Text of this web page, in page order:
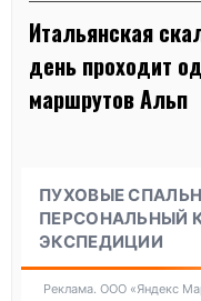
Итальянская
день проходит
маршрутов Альп
ПУХОВЫЕ
ПЕРСОНАЛЬНЫЙ
ЭКСПЕДИЦИИ
Реклама. ООО «Яндекс